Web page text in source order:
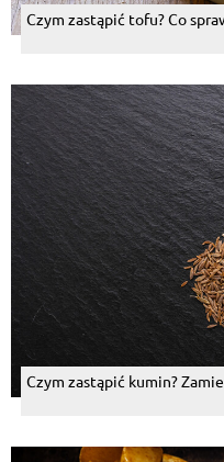
Krystyna Kubicka,
robiłam w ten sposób
Maria Bończyk,
Trzeba po prostu
wydrukować bo
Anna Kubiak,
Czym zastąpić tofu? Co
Czym zastąpić kumin?